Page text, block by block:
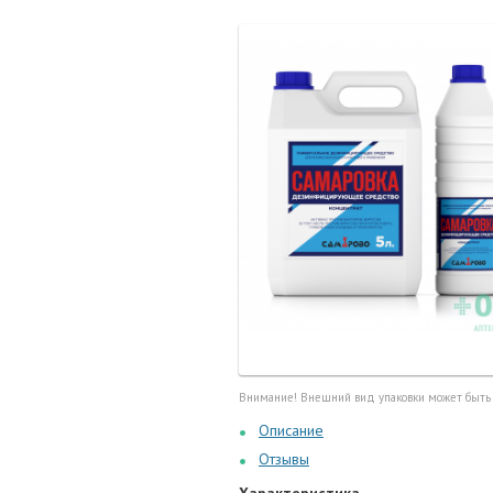
Мед.
Очки
Тесты,
Шприцы,
Внимание! Внешний вид упаковки может
Описание
Отзывы